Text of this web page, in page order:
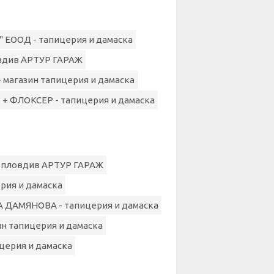
ЕООД - тапицерия и дамаска
АРТУР ГАРАЖ
тапицерия и дамаска
+ ФЛОКСЕР - тапицерия и дамаска
пловдив АРТУР ГАРАЖ
и дамаска
- тапицерия и дамаска
тапицерия и дамаска
и дамаска